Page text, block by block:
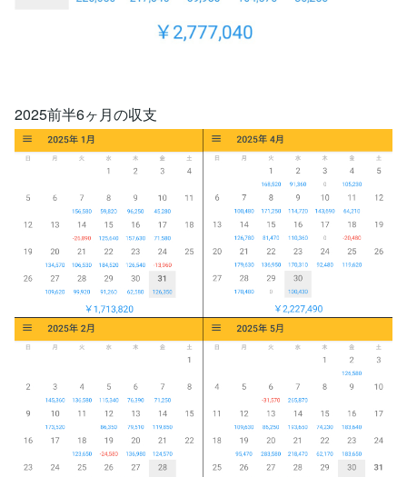
2025前半6ヶ月の収支